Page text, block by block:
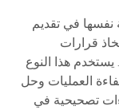
نفسها في تقديم
قرارات
يستخدم هذا النوع
العمليات وحل
تصحيحية في